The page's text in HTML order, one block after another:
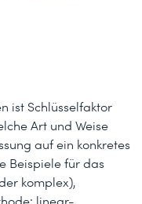
ist Schlüsselfaktor
Art und Weise
auf ein konkretes
Beispiele für das
komplex),
linear-